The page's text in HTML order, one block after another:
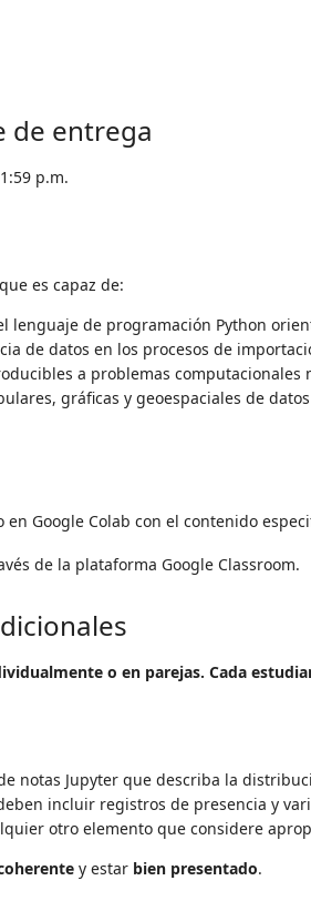
de entrega
p.m.
es capaz de:
lenguaje de programación Python
de datos en los procesos de
a problemas computacionales
gráficas y geoespaciales de
Google Colab con el contenido
de la plataforma Google Classroom.
o en parejas. Cada
notas Jupyter que describa la
incluir registros de presencia y
otro elemento que considere
y estar bien presentado.